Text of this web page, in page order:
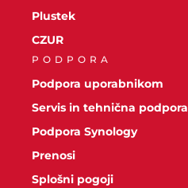
Plustek
CZUR
PODPORA
Podpora uporabnikom
Servis in tehnična podpora
Podpora Synology
Prenosi
Splošni pogoji